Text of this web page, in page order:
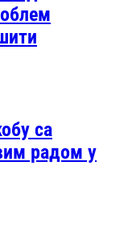
са
радом у